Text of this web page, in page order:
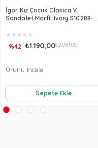
İgor Kız Çocuk Clasıca V.
Sandalet Marfil Ivory S10288-
★ ★ ★ ★ ★
₺1.190,00₺2.051,00
%42
Sepete Ekle
Ürünü İncele